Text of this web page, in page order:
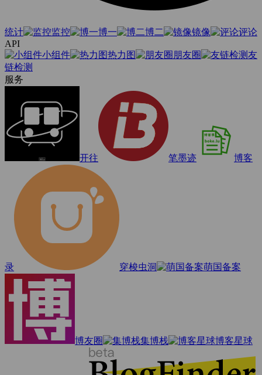
统计 监控 博一 博二 镜像
评论
API
小组件
热力图 朋友圈
友
链检测
服务
开往 笔墨迹 博客
录 穿梭虫洞 萌国备案
博友圈 集博栈 博客星球